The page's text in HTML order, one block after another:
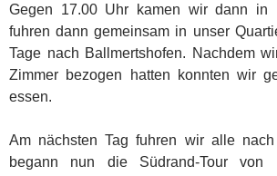
Gegen 17.00 Uhr kamen wir dann in
fuhren dann gemeinsam in unser
Tage nach Ballmertshofen. Nachdem
Zimmer bezogen hatten konnten wir
essen.
Am nächsten Tag fuhren wir alle
begann nun die Südrand-Tour von